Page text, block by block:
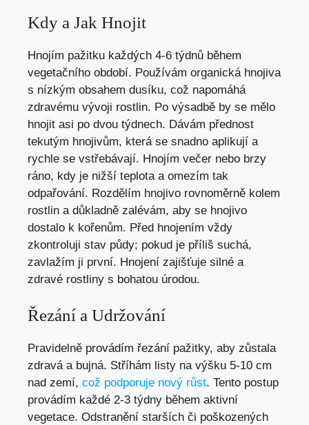
Kdy a Jak Hnojit
Hnojím pažitku každých 4-6 týdnů během
vegetačního období. Používám organická hnojiva
s nízkým obsahem dusíku, což napomáhá
zdravému vývoji rostlin. Po výsadbě by se mělo
hnojit asi po dvou týdnech. Dávám přednost
tekutým hnojivům, která se snadno aplikují a
rychle se vstřebávají. Hnojím večer nebo brzy
ráno, kdy je nižší teplota a omezím tak
odpařování. Rozdělím hnojivo rovnoměrně kolem
rostlin a důkladně zalévám, aby se hnojivo
dostalo k kořenům. Před hnojením vždy
zkontroluji stav půdy; pokud je příliš suchá,
zavlažím ji první. Hnojení zajišťuje silné a
zdravé rostliny s bohatou úrodou.
Řezání a Udržování
Pravidelně provádím řezání pažitky, aby zůstala
zdravá a bujná. Stříhám listy na výšku 5-10 cm
nad zemí, což podporuje nový růst. Tento postup
provádím každé 2-3 týdny během aktivní
vegetace. Odstranění starších či poškozených